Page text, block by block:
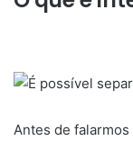
Antes de